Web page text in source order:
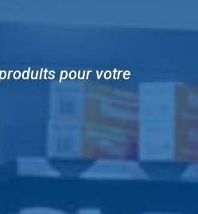
pour votre